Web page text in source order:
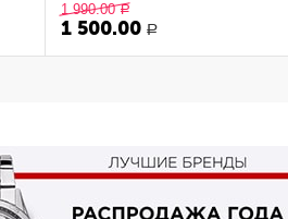
1 990.00 Р
1 500.00 Р